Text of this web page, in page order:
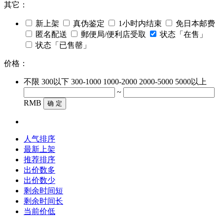
其它：
新上架 真伪鉴定 1小时内结束
免日本邮费
匿名配送
郵便局/便利店受取
状态「在售」
状态「已售罄」
价格：
不限 300以下 300-1000 1000-2000 2000-5000 5000以上
~
RMB
确 定
人气排序
最新上架
推荐排序
出价数多
出价数少
剩余时间短
剩余时间长
当前价低